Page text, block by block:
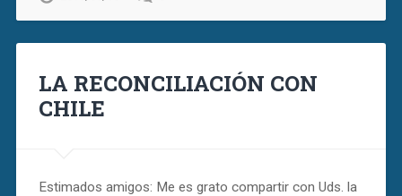
LA RECONCILIACIÓN CON
CHILE
Estimados amigos: Me es grato compartir con Uds. la